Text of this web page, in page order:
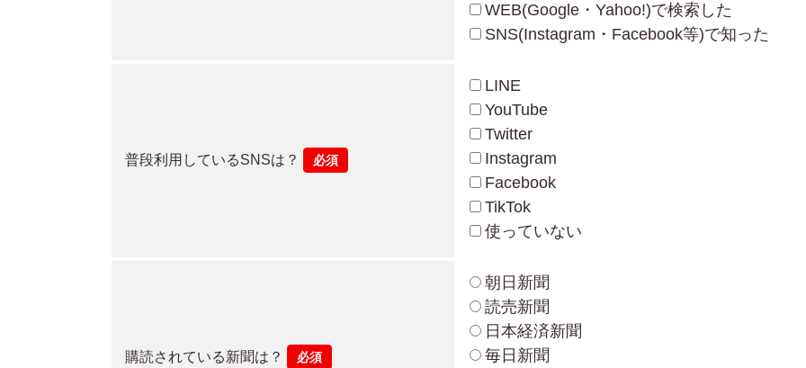
WEB(Google・Yahoo!)で検索した
SNS(Instagram・Facebook等)で知った
普段利用しているSNSは？ 必須
LINE
YouTube
Twitter
Instagram
Facebook
TikTok
使っていない
購読されている新聞は？ 必須
朝日新聞
読売新聞
日本経済新聞
毎日新聞